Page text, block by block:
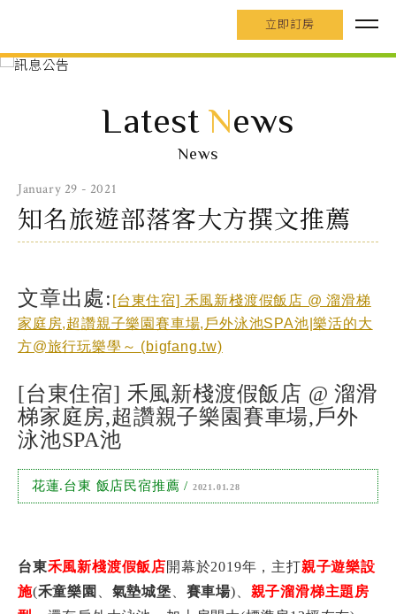
立即訂房
Latest News
News
January 29 - 2021
知名旅遊部落客大方撰文推薦
文章出處: [台東住宿] 禾風新棧渡假飯店 @ 溜滑梯
家庭房,超讚親子樂園賽車場,戶外泳池SPA池|樂活的大
方@旅行玩樂學～ (bigfang.tw)
[台東住宿] 禾風新棧渡假飯店 @ 溜滑
梯家庭房,超讚親子樂園賽車場,戶外
泳池SPA池
花蓮.台東 飯店民宿推薦 / 2021.01.28
台東禾風新棧渡假飯店開幕於2019年，主打親子遊樂設
施(禾童樂園 氣墊城堡 賽車場)、 親子溜滑梯主題房